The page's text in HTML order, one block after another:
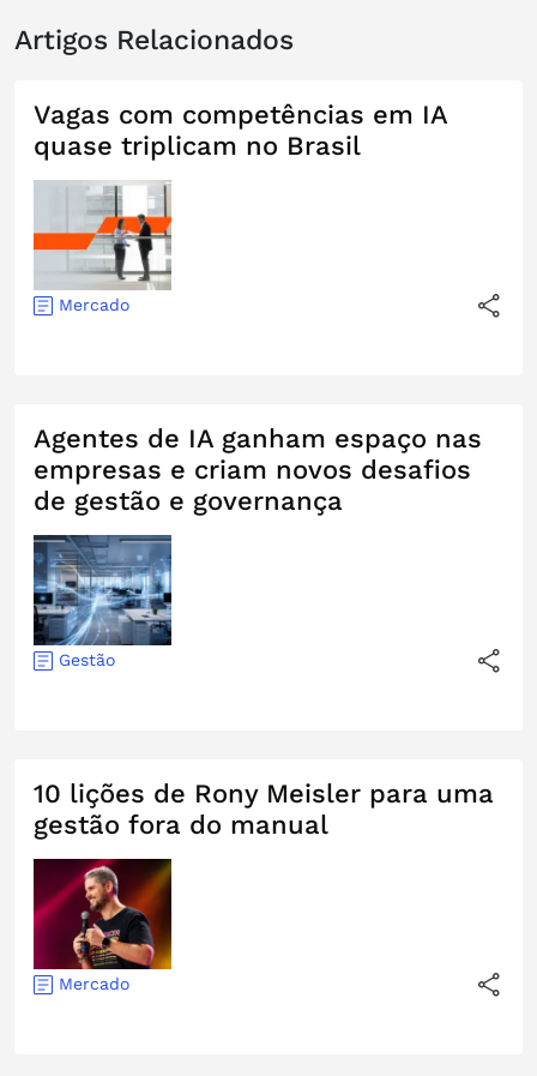
Artigos Relacionados
Vagas com competências em IA
quase triplicam no Brasil
Mercado
Agentes de IA ganham espaço nas
empresas e criam novos desafios
de gestão e governança
Gestão
10 lições de Rony Meisler para uma
gestão fora do manual
Mercado